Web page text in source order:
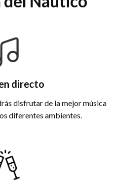
directo
disfrutar de la mejor música
diferentes ambientes.